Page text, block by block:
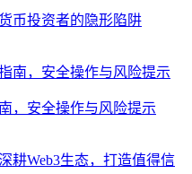
币投资者的隐形陷阱
，安全操作与风险提示